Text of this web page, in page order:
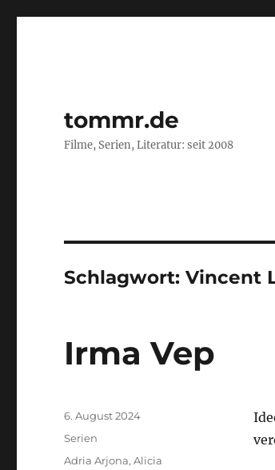
tommr.de
Filme, Serien, Literatur: seit 2008
Schlagwort:Vincent
Irma Vep
Veröffentlicht
6. August 2024
Kategorien
Serien
Schlagwörter
Adria Arjona,Alicia